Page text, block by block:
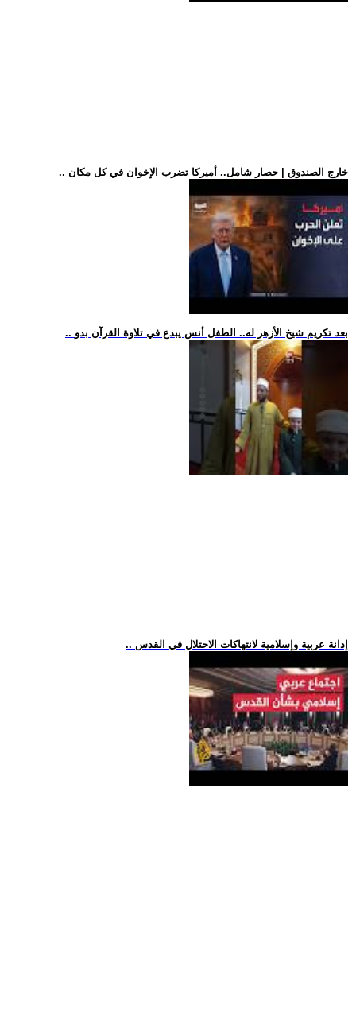
.. خارج الصندوق | حصار شامل.. أميركا تضرب الإخوان في كل مكان
.. بعد تكريم شيخ الأزهر له.. الطفل أنس يبدع في تلاوة القرآن بدو
.. إدانة عربية وإسلامية لانتهاكات الاحتلال في القدس